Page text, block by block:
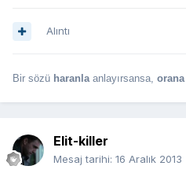
Alıntı
Bir sözü haranla anlayırsansa, orana
Elit-killer
Mesaj tarihi: 16 Aralık 2013